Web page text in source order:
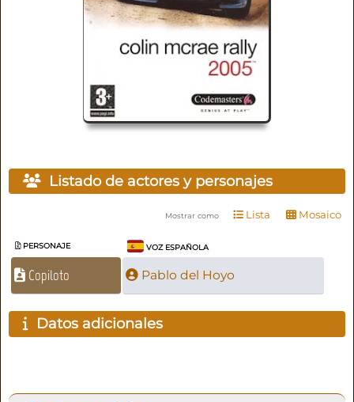
Listado de actores y personajes
Mostrar como Lista Mosaico
PERSONAJE VOZ ESPAÑOLA
Copiloto Pablo del Hoyo
Datos adicionales